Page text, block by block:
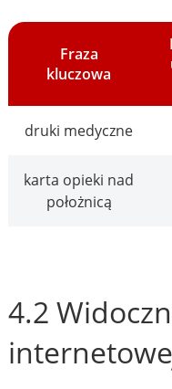
Fraza
kluczowa
druki medyczne
karta opieki nad
położnicą
4.2